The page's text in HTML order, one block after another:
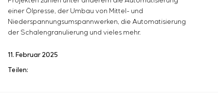
einer Ölpresse, der Umbau von Mittel- und
Niederspannungsumspannwerken, die Automatisierung
der Schalengranulierung und vieles mehr.
11. Februar 2025
Teilen: